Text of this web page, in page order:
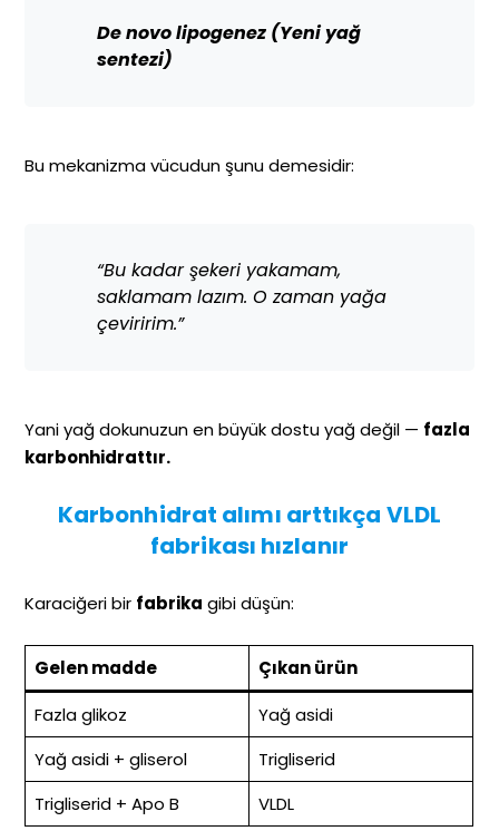
De novo lipogenez (Yeni yağ
sentezi)
Bu mekanizma vücudun şunu demesidir:
“Bu kadar şekeri yakamam,
saklamam lazım. O zaman yağa
çeviririm.”
Yani yağ dokunuzun en büyük dostu yağ değil — fazla
karbonhidrattır.
Karbonhidrat alımı arttıkça VLDL
fabrikası hızlanır
Karaciğeri bir fabrika gibi düşün:
Gelen madde
Çıkan ürün
Fazla glikoz
Yağ asidi
Yağ asidi + gliserol
Trigliserid
Trigliserid + Apo B
VLDL